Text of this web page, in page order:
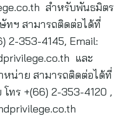
สำหรับพันธมิตร
ทฯ สามารถติดต่อได้ที่
2-353-4145, Email:
และ
หน่าย สามารถติดต่อได้ที่
ทร +(66) 2-353-4120 ,